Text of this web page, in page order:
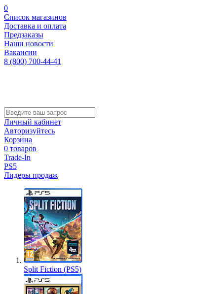
0
Список магазинов
Доставка и оплата
Предзаказы
Наши новости
Вакансии
8 (800) 700-44-41
Личный кабинет
Авторизуйтесь
Корзина
0 товаров
Trade-In
PS5
Лидеры продаж
Split Fiction (PS5)